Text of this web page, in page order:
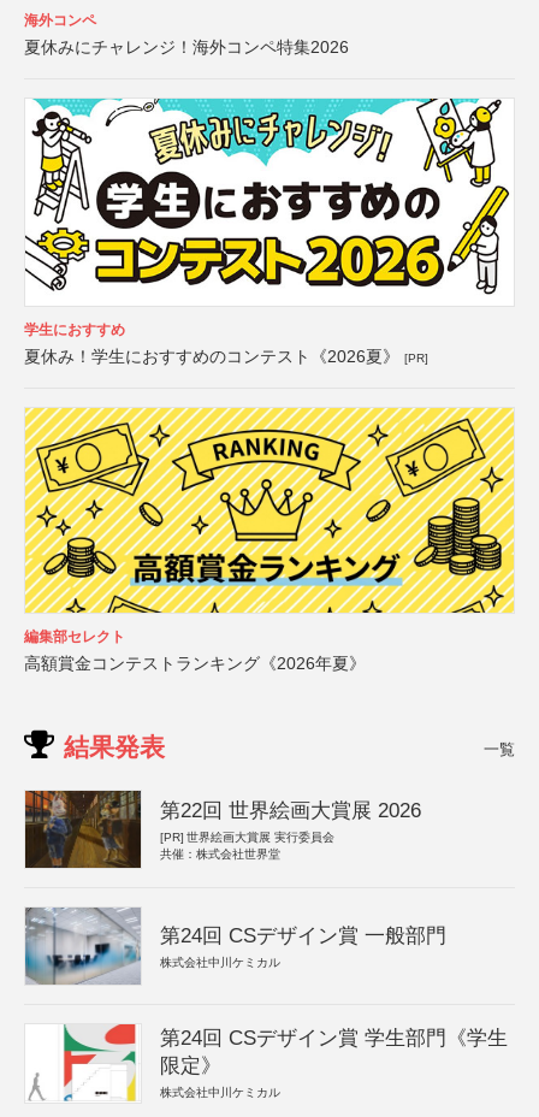
海外コンペ
夏休みにチャレンジ！海外コンペ特集2026
学生におすすめ
夏休み！学生におすすめのコンテスト《2026夏》 [PR]
編集部セレクト
高額賞金コンテストランキング《2026年夏》
結果発表 一覧
第22回 世界絵画大賞展 2026
[PR] 世界絵画大賞展 実行委員会
共催：株式会社世界堂
第24回 CSデザイン賞 一般部門
株式会社中川ケミカル
第24回 CSデザイン賞 学生部門《学生
限定》
株式会社中川ケミカル